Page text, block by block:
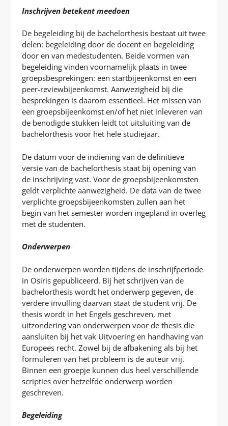
Inschrijven betekent meedoen
De begeleiding bij de bachelorthesis bestaat uit twee
delen: begeleiding door de docent en begeleiding
door en van medestudenten. Beide vormen van
begeleiding vinden voornamelijk plaats in twee
groepsbesprekingen: een startbijeenkomst en een
peer-reviewbijeenkomst. Aanwezigheid bij die
besprekingen is daarom essentieel. Het missen van
een groepsbijeenkomst en/of het niet inleveren van
de benodigde stukken leidt tot uitsluiting van de
bachelorthesis voor het hele studiejaar.
De datum voor de indiening van de definitieve
versie van de bachelorthesis staat bij opening van
de inschrijving vast. Voor de groepsbijeenkomsten
geldt verplichte aanwezigheid. De data van de twee
verplichte groepsbijeenkomsten zullen aan het
begin van het semester worden ingepland in overleg
met de studenten.
Onderwerpen
De onderwerpen worden tijdens de inschrijfperiode
in Osiris gepubliceerd. Bij het schrijven van de
bachelorthesis wordt het onderwerp gegeven, de
verdere invulling daarvan staat de student vrij. De
thesis wordt in het Engels geschreven, met
uitzondering van onderwerpen voor de thesis die
aansluiten bij het vak Uitvoering en handhaving van
Europees recht. Zowel bij de afbakening als bij het
formuleren van het probleem is de auteur vrij.
Binnen een groepje kunnen dus heel verschillende
scripties over hetzelfde onderwerp worden
geschreven.
Begeleiding